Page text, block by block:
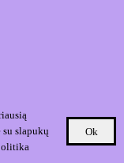
slapukų
Ok